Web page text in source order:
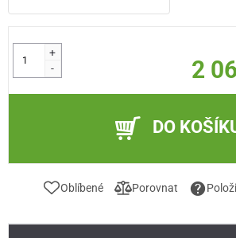
+
-
2
DO
Oblíbené Porovnat